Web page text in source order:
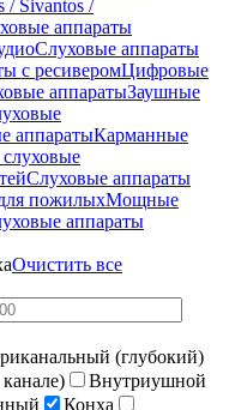
/ Sivantos /
аппараты
Слуховые аппараты
с ресиверомЦифровые
аппаратыЗаушные
аппаратыКарманные
Слуховые аппараты
пожилыхМощные
аппараты
Очистить все
(глубокий)
Внутриушной
Конха